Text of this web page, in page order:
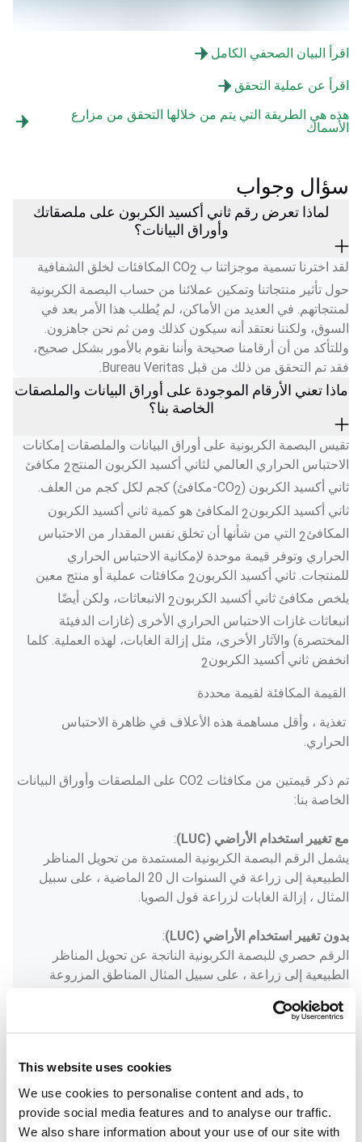
This website uses cookies
We use cookies to personalise content and ads, to
provide social media features and to analyse our traffic.
We also share information about your use of our site with
اقرأ البيان الصحفي الكامل
اقرأ عن عملية التحقق
هذه هي الطريقة التي يتم من خلالها التحقق من مزارع
الأسماك
سؤال وجواب
لماذا تعرض رقم ثاني أكسيد الكربون على ملصقاتك
وأوراق البيانات؟
لقد اخترنا تسمية موجزاتنا ب CO 2
المكافئات لخلق الشفافية
حول تأثير منتجاتنا وتمكين عملائنا من حساب البصمة الكربونية
لمنتجاتهم. في العديد من الأماكن، لم يُطلب هذا الأمر بعد في
السوق، ولكننا نعتقد أنه سيكون كذلك ومن ثم نحن جاهزون.
وللتأكد من أن أرقامنا صحيحة وأننا نقوم بالأمور بشكل صحيح،
فقد تم التحقق من ذلك من قبل Bureau Veritas.
ماذا تعني الأرقام الموجودة على أوراق البيانات والملصقات
الخاصة بنا؟
تقيس البصمة الكربونية على أوراق البيانات والملصقات إمكانات
الاحتباس الحراري العالمي لثاني أكسيد الكربون المنتج2 مكافئ
ثاني أكسيد الكربون (CO2
-مكافئ) كجم لكل كجم من العلف.
ثاني أكسيد الكربون2 المكافئ هو كمية ثاني أكسيد الكربون
المكافئ2 التي من شأنها أن تخلق نفس المقدار من الاحتباس
الحراري وتوفر قيمة موحدة لإمكانية الاحتباس الحراري
للمنتجات. ثاني أكسيد الكربون2 مكافئات عملية أو منتج معين
يلخص مكافئ ثاني أكسيد الكربون2 الانبعاثات، ولكن أيضًا
انبعاثات غازات الاحتباس الحراري الأخرى (غازات الدفيئة
المختصرة) والآثار الأخرى، مثل إزالة الغابات، لهذه العملية. كلما
انخفض ثاني أكسيد الكربون2
القيمة المكافئة لقيمة محددة
تغذية ، وأقل مساهمة هذه الأعلاف في ظاهرة الاحتباس
الحراري.
تم ذكر قيمتين من مكافئات CO2 على الملصقات وأوراق البيانات
الخاصة بنا:
مع تغيير استخدام الأراضي (LUC)
:
يشمل الرقم البصمة الكربونية المستمدة من تحويل المناظر
الطبيعية إلى زراعة في السنوات ال 20 الماضية ، على سبيل
المثال ، إزالة الغابات لزراعة فول الصويا.
بدون تغيير استخدام الأراضي (LUC)
:
الرقم حصري للبصمة الكربونية الناتجة عن تحويل المناظر
الطبيعية إلى زراعة ، على سبيل المثال المناطق المزروعة
على الملصقات ، البصمة الكربونية الدقيقة المعطاة CO2
سيتم عرض مكافئات المنتج. في أوراق البيانات، سيتم عرض
ما هي الأعلاف التي قمنا بوسمها بمكافئ ثاني أكسيد
الكربون؟